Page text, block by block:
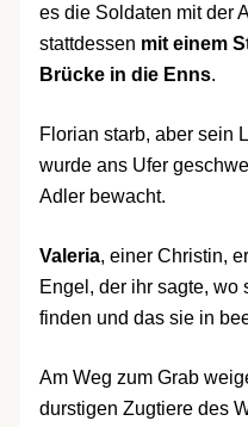
es die Soldaten mit der
stattdessen mit einem
Brücke in die Enns.
Florian starb, aber sein
wurde ans Ufer
Adler bewacht.
Valeria, einer Christin,
Engel, der ihr sagte,
finden und das sie in
Am Weg zum Grab
durstigen Zugtiere des